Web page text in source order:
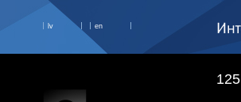
lv en
125